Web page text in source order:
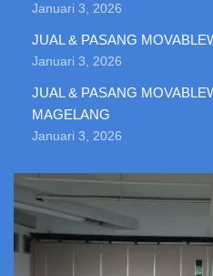
Januari 3, 2026
JUAL & PASANG
Januari 3, 2026
JUAL & PASANG
MAGELANG
Januari 3, 2026